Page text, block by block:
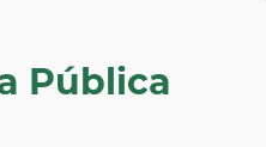
Pública